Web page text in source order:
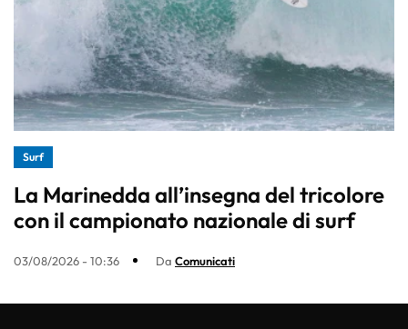
Surf
La Marinedda all’insegna del tricolore
con il campionato nazionale di surf
03/08/2026 - 10:36 Da Comunicati